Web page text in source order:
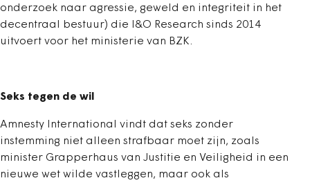
onderzoek naar agressie, geweld en integriteit in het
decentraal bestuur) die I&O Research sinds 2014
uitvoert voor het ministerie van BZK.
Seks tegen de wil
Amnesty International vindt dat seks zonder
instemming niet alleen strafbaar moet zijn, zoals
minister Grapperhaus van Justitie en Veiligheid in een
nieuwe wet wilde vastleggen, maar ook als